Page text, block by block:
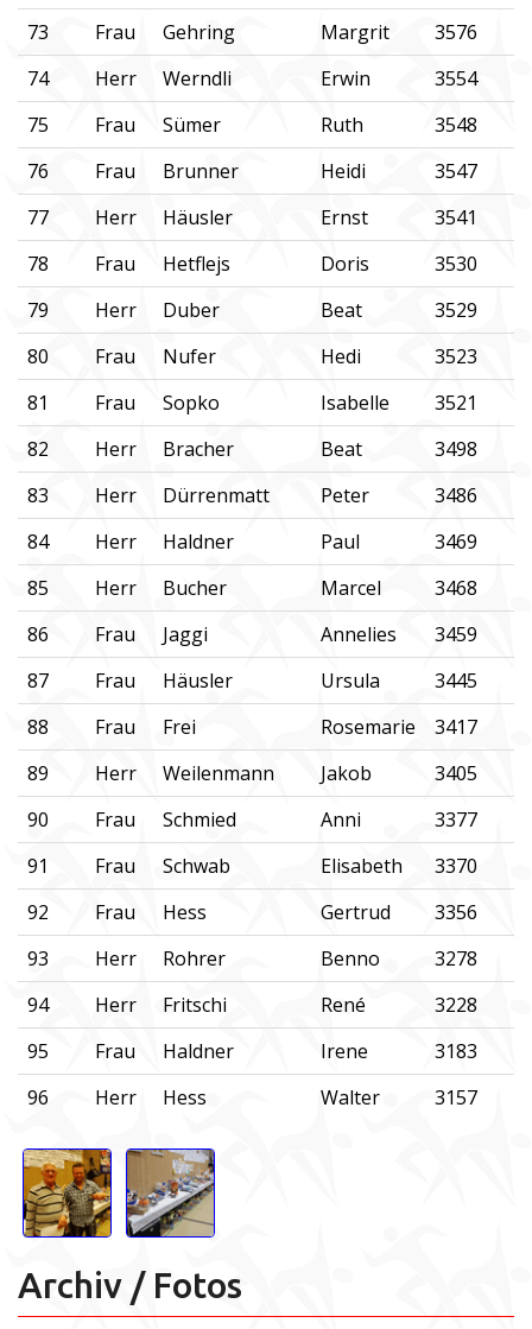
73
Frau Gehring Margrit
3576
74
Herr Werndli Erwin
3554
75
Frau Sümer Ruth
3548
76
Frau Brunner Heidi
3547
77
Herr Häusler Ernst
3541
78
Frau Hetflejs Doris
3530
79
Herr Duber Beat
3529
80
Frau Nufer Hedi
3523
81
Frau Sopko Isabelle
3521
82
Herr Bracher Beat
3498
83
Herr Dürrenmatt Peter
3486
84
Herr Haldner Paul
3469
85
Herr Bucher Marcel
3468
86
Frau Jaggi Annelies
3459
87
Frau Häusler Ursula
3445
88
Frau Frei Rosemarie
3417
89
Herr Weilenmann Jakob
3405
90
Frau Schmied Anni
3377
91
Frau Schwab Elisabeth
3370
92
Frau Hess Gertrud
3356
93
Herr Rohrer Benno
3278
94
Herr Fritschi René
3228
95
Frau Haldner Irene
3183
96
Herr Hess Walter 3157
Archiv / Fotos